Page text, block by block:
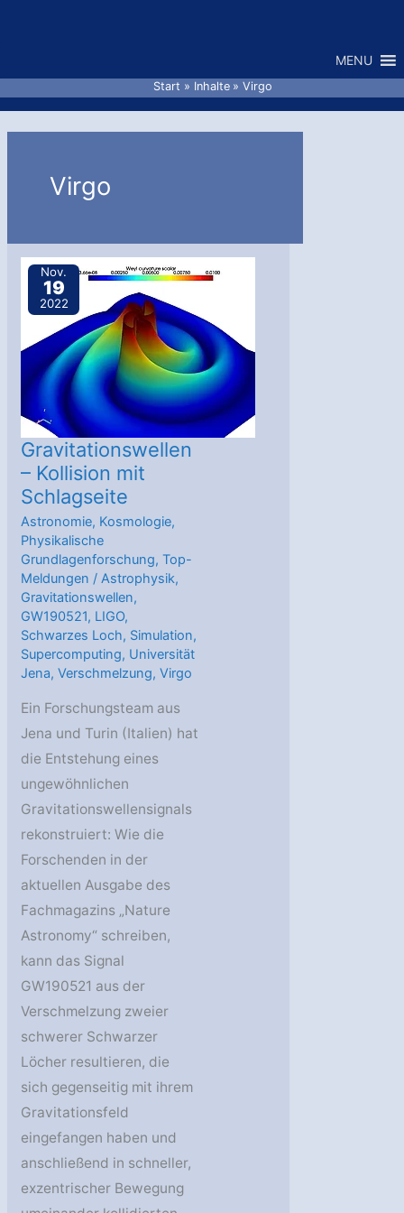
MENU
Start Inhalte Virgo
Virgo
Nov.
19
2022
Gravitationswellen
– Kollision mit
Schlagseite
Astronomie, Kosmologie,
Physikalische
Grundlagenforschung,Top-
Meldungen /Astrophysik,
Gravitationswellen,
GW190521, LIGO,
Schwarzes Loch, Simulation,
Supercomputing, Universität
Jena,Verschmelzung,Virgo
Ein Forschungsteam aus
Jena und Turin (Italien) hat
die Entstehung eines
ungewöhnlichen
Gravitationswellensignals
rekonstruiert: Wie die
Forschenden in der
aktuellen Ausgabe des
Fachmagazins „Nature
Astronomy“ schreiben,
kann das Signal
GW190521 aus der
Verschmelzung zweier
schwerer Schwarzer
Löcher resultieren, die
sich gegenseitig mit ihrem
Gravitationsfeld
eingefangen haben und
anschließend in schneller,
exzentrischer Bewegung